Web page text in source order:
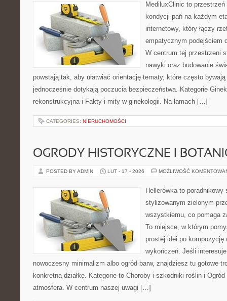
MediluxClinic to
kondycji pań na każdym
internetowy, który łączy
empatycznym podejściem
W centrum tej przestrzeni
nawyki oraz budowanie
powstają tak, aby ułatwiać orientację tematy, które często bywają
jednocześnie dotykają poczucia bezpieczeństwa. Kategorie
rekonstrukcyjna i Fakty i mity w ginekologii. Na łamach […]
CATEGORIES: NIERUCHOMOŚCI
OGRODY HISTORYCZNE I
POSTED BY ADMIN LUT - 17 - 2026 MOŻLIWOŚĆ
Hellerówka to poradnikowy
stylizowanym zielonym
wszystkiemu, co pomaga
To miejsce, w którym
prostej idei po kompozycję
wykończeń. Jeśli
nowoczesny minimalizm albo ogród barw, znajdziesz tu gotowe
konkretną działkę. Kategorie to Choroby i szkodniki roślin i
atmosfera. W centrum naszej uwagi […]